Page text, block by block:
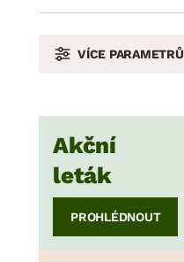
min. cm max.
min. cm
VÍCE PARAMETRŮ
Akční
leták
PROHLÉDNOUT